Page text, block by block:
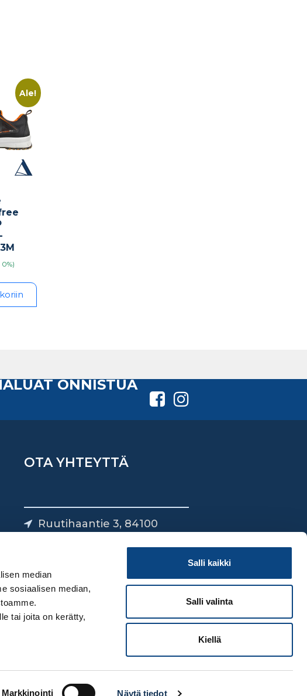
median
sosiaalisen median,
tai joita on kerätty,
Markkinointi Näytä tiedot
Salli kaikki
Salli valinta
Kiellä
Ale!
0%)
ONNISTUA
OTA YHTEYTTÄ
Ruutihaantie 3, 84100